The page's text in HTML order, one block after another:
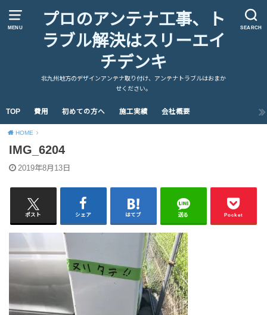
MENU SEARCH
プロのアンテナ工事、ト
ラブル解決はスリーエイ
チデンキ
北九州地方のデザインアンテナ取り付け、アンテナトラブルはおまか
せください。
TOP 費用 初めての方へ 施工実績 会社概要
HOME
IMG_6204
2019年8月13日
ポスト シェア はてブ 送る Pocket